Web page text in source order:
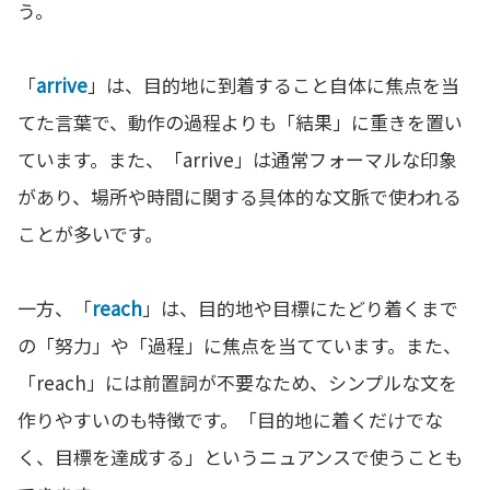
う。
「arrive」は、目的地に到着すること自体に焦点を当
てた言葉で、動作の過程よりも「結果」に重きを置い
ています。また、「arrive」は通常フォーマルな印象
があり、場所や時間に関する具体的な文脈で使われる
ことが多いです。
一方、「reach」は、目的地や目標にたどり着くまで
の「努力」や「過程」に焦点を当てています。また、
「reach」には前置詞が不要なため、シンプルな文を
作りやすいのも特徴です。「目的地に着くだけでな
く、目標を達成する」というニュアンスで使うことも